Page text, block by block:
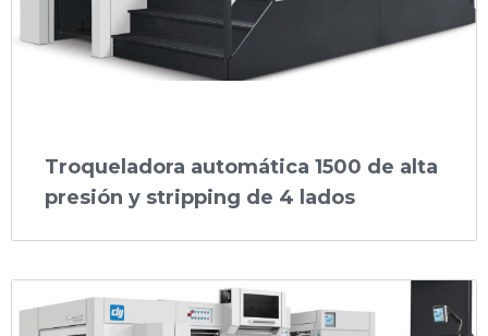
Troqueladora automática 1500 de alta
presión y stripping de 4 lados